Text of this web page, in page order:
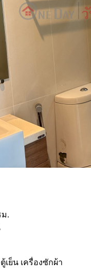
ม.
เย็น เครื่องซักผ้า